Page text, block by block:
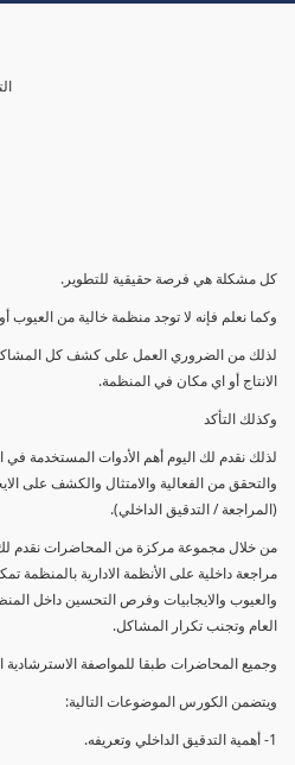
كل مشكلة هي فرصة حقيقية للتطوير.
وكما نعلم فإنه لا توجد منظمة خالية من العيوب
لذلك من الضروري العمل على كشف كل المشاكل
الانتاج أو اي مكان في المنظمة.
وكذلك التأكد
لذلك نقدم لك اليوم أهم الأدوات المستخدمة
والتحقق من الفعالية والامتثال والكشف على
(المراجعة / التدقيق الداخلي).
من خلال مجموعة مركزة من المحاضرات نقدم لك
مراجعة داخلية على الأنظمة الادارية
والعيوب والايجابيات وفرص التحسين داخل
العام وتجنب تكرار المشاكل.
وجميع المحاضرات طبقا للمواصفة الاسترشادية الأيزو
ويتضمن الكورس الموضوعات التالية:
1- أهمية التدقيق الداخلي وتعريفه.